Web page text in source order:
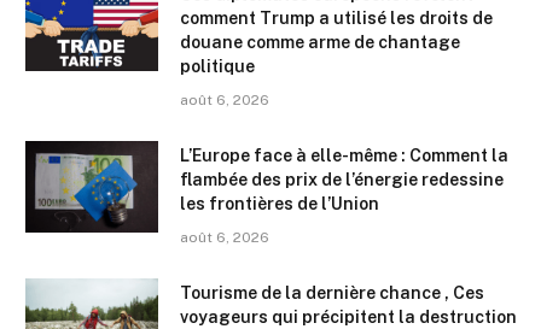
comment Trump a utilisé les droits de
douane comme arme de chantage
politique
août 6, 2026
L’Europe face à elle-même : Comment la
flambée des prix de l’énergie redessine
les frontières de l’Union
août 6, 2026
Tourisme de la dernière chance , Ces
voyageurs qui précipitent la destruction